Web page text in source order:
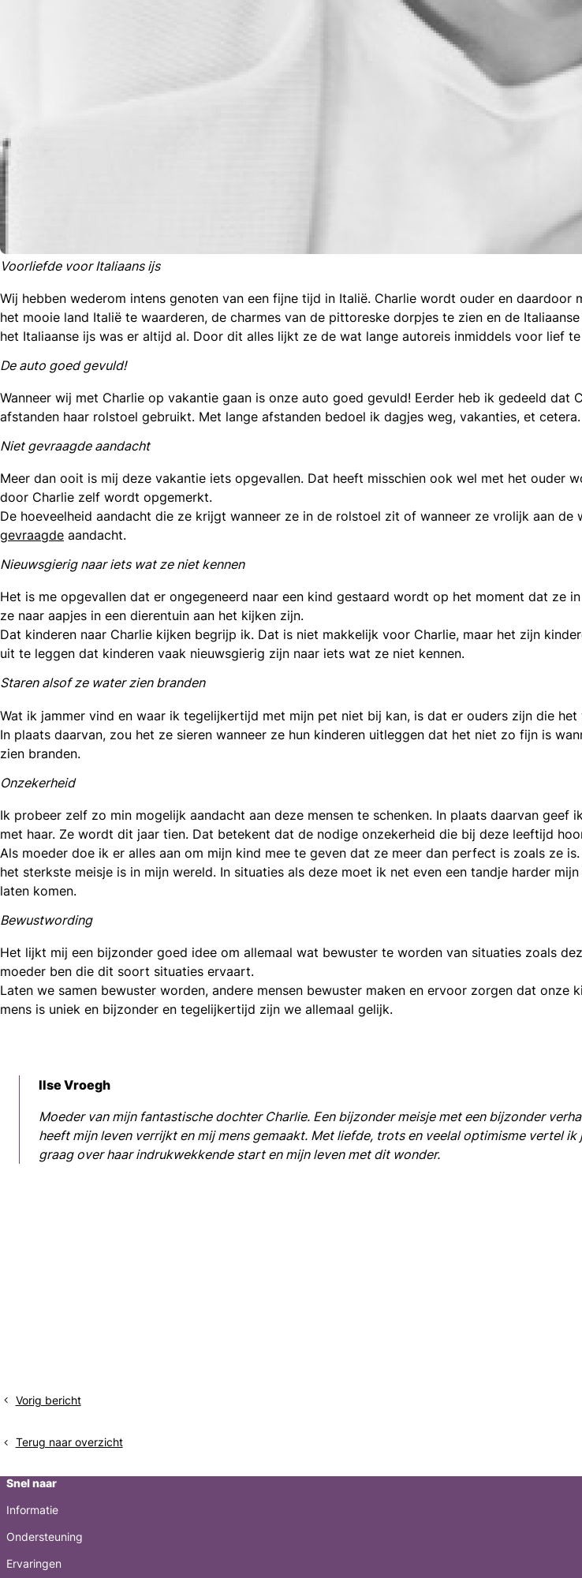
Voorliefde voor Italiaans ijs
Wij hebben wederom intens genoten van een fijne tijd in Italië. Charlie wordt ouder en daardoor
het mooie land Italië te waarderen, de charmes van de pittoreske dorpjes te zien en de
het Italiaanse ijs was er altijd al. Door dit alles lijkt ze de wat lange autoreis inmiddels voor lief te
De auto goed gevuld!
Wanneer wij met Charlie op vakantie gaan is onze auto goed gevuld! Eerder heb ik gedeeld
afstanden haar rolstoel gebruikt. Met lange afstanden bedoel ik dagjes weg, vakanties, et cetera.
Niet gevraagde aandacht
Meer dan ooit is mij deze vakantie iets opgevallen. Dat heeft misschien ook wel met het ouder
door Charlie zelf wordt opgemerkt.
De hoeveelheid aandacht die ze krijgt wanneer ze in de rolstoel zit of wanneer ze vrolijk aan de
gevraagde aandacht.
Nieuwsgierig naar iets wat ze niet kennen
Het is me opgevallen dat er ongegeneerd naar een kind gestaard wordt op het moment dat ze
ze naar aapjes in een dierentuin aan het kijken zijn.
Dat kinderen naar Charlie kijken begrijp ik. Dat is niet makkelijk voor Charlie, maar het zijn
uit te leggen dat kinderen vaak nieuwsgierig zijn naar iets wat ze niet kennen.
Staren alsof ze water zien branden
Wat ik jammer vind en waar ik tegelijkertijd met mijn pet niet bij kan, is dat er ouders zijn die
In plaats daarvan, zou het ze sieren wanneer ze hun kinderen uitleggen dat het niet zo fijn is
zien branden.
Onzekerheid
Ik probeer zelf zo min mogelijk aandacht aan deze mensen te schenken. In plaats daarvan geef
met haar. Ze wordt dit jaar tien. Dat betekent dat de nodige onzekerheid die bij deze leeftijd
Als moeder doe ik er alles aan om mijn kind mee te geven dat ze meer dan perfect is zoals ze
het sterkste meisje is in mijn wereld. In situaties als deze moet ik net even een tandje harder
laten komen.
Bewustwording
Het lijkt mij een bijzonder goed idee om allemaal wat bewuster te worden van situaties zoals
moeder ben die dit soort situaties ervaart.
Laten we samen bewuster worden, andere mensen bewuster maken en ervoor zorgen dat onze
mens is uniek en bijzonder en tegelijkertijd zijn we allemaal gelijk.
Ilse Vroegh
Moeder van mijn fantastische dochter Charlie. Een bijzonder meisje met een bijzonder
heeft mijn leven verrijkt en mij mens gemaakt. Met liefde, trots en veelal optimisme vertel ik
graag over haar indrukwekkende start en mijn leven met dit wonder.
Vorig bericht
De
voor
blijft
Terug naar overzicht
Snel naar
Informatie
Ondersteuning
Ervaringen